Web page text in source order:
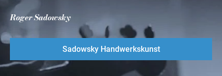
Roger Sadowsky
Sadowsky Handwerkskunst